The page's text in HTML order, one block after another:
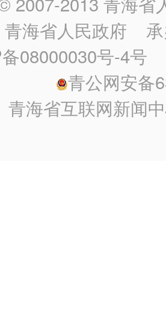
青海省人民政府 承
08000030号-4号
青公网安备
青海省互联网新闻